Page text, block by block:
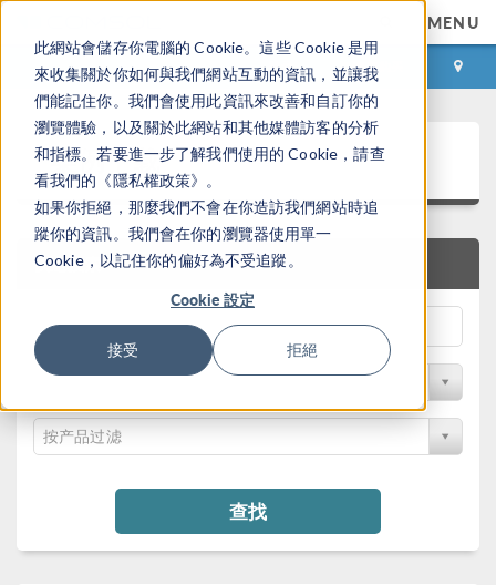
此網站會儲存你電腦的 Cookie。這些 Cookie 是用
來收集關於你如何與我們網站互動的資訊，並讓我
們能記住你。我們會使用此資訊來改善和自訂你的
瀏覽體驗，以及關於此網站和其他媒體訪客的分析
和指標。若要進一步了解我們使用的 Cookie，請查
看我們的《隱私權政策》。
如果你拒絕，那麼我們不會在你造訪我們網站時追
蹤你的資訊。我們會在你的瀏覽器使用單一
Cookie，以記住你的偏好為不受追蹤。
Cookie 設定
接受 拒絕
MENU
登录 咨询与购买
案例下载
快速搜索
按学科过滤
按产品过滤
查找